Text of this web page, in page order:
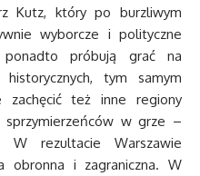
Kutz, który po burzliwym
wyborcze i polityczne
ponadto próbują grać na
tym samym
zachęcić też inne regiony
w grze –
rezultacie Warszawie
obronna i zagraniczna. W